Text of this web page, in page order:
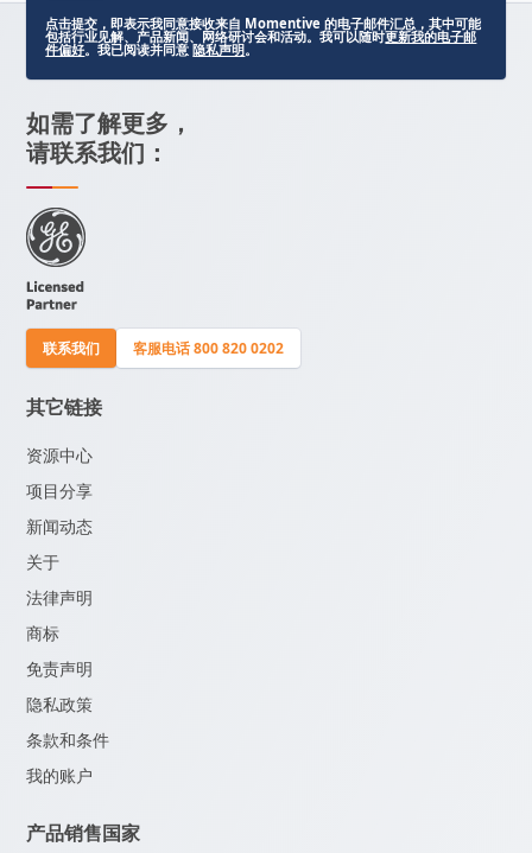
点击提交，即表示我同意接收来自 Momentive 的电子邮件汇总，其中可能
包括行业见解、产品新闻、网络研讨会和活动。我可以随时更新我的电子邮
件偏好。我已阅读并同意隐私声明。
如需了解更多，
请联系我们：
联系我们 客服电话 800 820 0202
其它链接
资源中心
项目分享
新闻动态
关于
法律声明
商标
免责声明
隐私政策
条款和条件
我的账户
产品销售国家